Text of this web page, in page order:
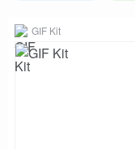
GIF Kit